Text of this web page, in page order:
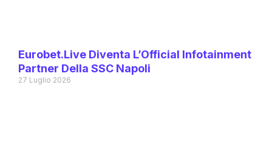
Eurobet.live Diventa L’Official Infotainment
Partner Della SSC Napoli
27 Luglio 2026